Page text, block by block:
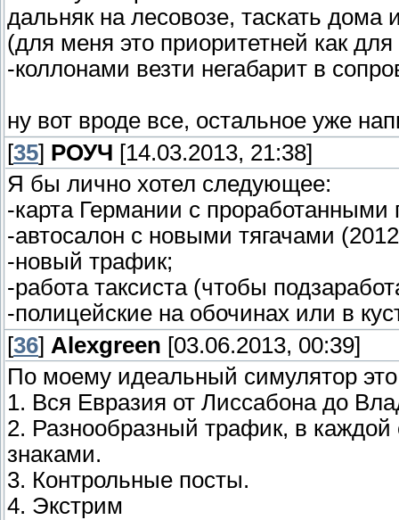
дальняк на лесовозе, таскать
(для меня это приоритетней как
-коллонами везти негабарит в
ну вот вроде все, остальное уже
[35] РОУЧ [14.03.2013, 21:38]
Я бы лично хотел следующее:
-карта Германии с проработанными
-автосалон с новыми тягачами
-новый трафик;
-работа таксиста (чтобы
-полицейские на обочинах или в
[36] Alexgreen [03.06.2013, 00:39]
По моему идеальный симулятор
1. Вся Евразия от Лиссабона до
2. Разнообразный трафик, в
знаками.
3. Контрольные посты.
4. Экстрим